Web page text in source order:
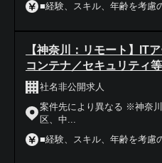
■経験、スキル、年齢を考慮
【神奈川：リモート】IT
コンテナ／セキュリティ等
社名非公開求人
案件先により異なる ※神奈
区、中...
■経験、スキル、年齢を考慮